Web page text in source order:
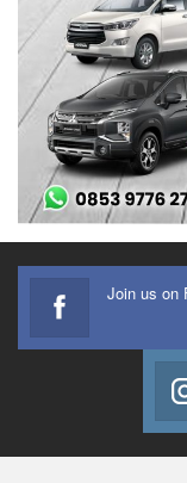
Join us on